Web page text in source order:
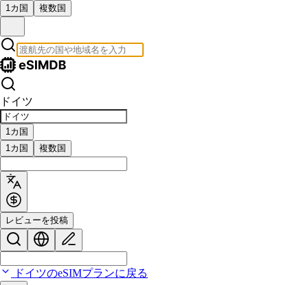
1カ国 複数国
ドイツ
1カ国
1カ国
複数国
レビューを投稿
ドイツのeSIMプランに戻る